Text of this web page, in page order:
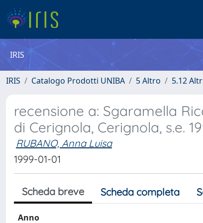
IRIS
IRIS Catalogo Prodotti UNIBA 5 Altro 5.12
recensione a: Sgaramella
di Cerignola, Cerignola, s.e.
RUBANO, Anna Luisa
1999-01-01
Scheda breve Scheda completa
Anno